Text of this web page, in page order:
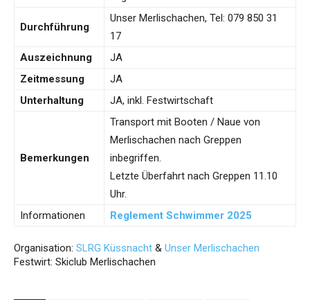
Durchführung
Unser Merlischachen, Tel: 079 850 31
17
Auszeichnung
JA
Zeitmessung
JA
Unterhaltung
JA, inkl. Festwirtschaft
Bemerkungen
Transport mit Booten / Naue von
Merlischachen nach Greppen
inbegriffen.
Letzte Überfahrt nach Greppen 11.10
Uhr.
Informationen
Reglement Schwimmer 2025
Organisation: SLRG Küssnacht & Unser Merlischachen
Festwirt: Skiclub Merlischachen